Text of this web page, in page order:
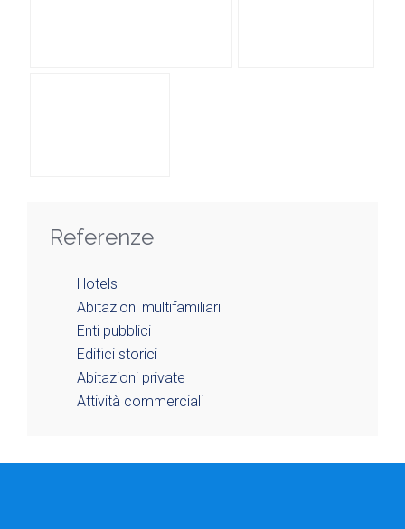
Referenze
Hotels
Abitazioni multifamiliari
Enti pubblici
Edifici storici
Abitazioni private
Attività commerciali